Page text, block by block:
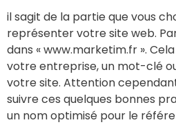
il sagit de la partie que vous
représenter votre site web.
dans « www.marketim.fr ».
votre entreprise, un mot-clé
votre site. Attention
suivre ces quelques bonnes
un nom optimisé pour le